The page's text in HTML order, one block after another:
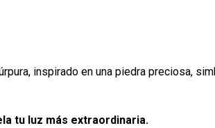
inspirado en una piedra preciosa,
tu luz más extraordinaria.